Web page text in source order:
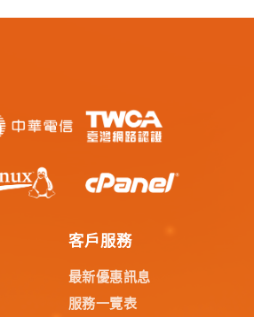
客戶服務
最新優惠訊息
服務一覽表